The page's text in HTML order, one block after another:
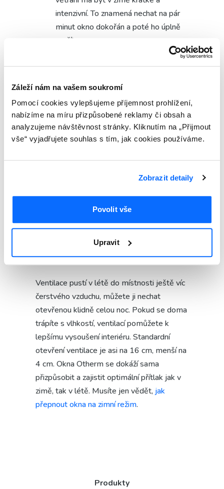
Záleží nám na vašem soukromí
Pomocí cookies vylepšujeme příjemnost prohlížení,
nabízíme na míru přizpůsobené reklamy či obsah a
analyzujeme návštěvnost stránky. Kliknutím na „Přijmout
vše“ vyjadřujete souhlas s tím, jak cookies používáme.
Zobrazit detaily
Povolit vše
Upravit
intenzivní. To znamená nechat na pár
minut okno dokořán a poté ho úplně
zavřít.
mikroventilaci zavřete. Okno jinak
vašeho domova. To samé platí i kvůli
větru, ten může okno při větším
poryvu otevřít.
hluku z rušných ulic města. Jestli
máte lehké spaní, už první noc s
Kdy je vhodná ventilace
Ventilace pustí v létě do místnosti ještě víc
čerstvého vzduchu, můžete ji nechat
otevřenou klidně celou noc. Pokud se doma
trápíte s vlhkostí, ventilací pomůžete k
lepšímu vysoušení interiéru. Standardní
otevření ventilace je asi na 16 cm, menší na
4 cm. Okna Otherm se dokáží sama
přizpůsobit a zajistit optimální přítlak jak v
zimě, tak v létě. Musíte jen vědět, jak
přepnout okna na zimní režim.
Produkty